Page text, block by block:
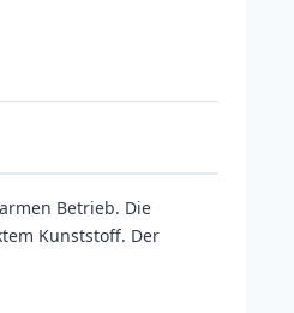
Betrieb. Die
Kunststoff. Der